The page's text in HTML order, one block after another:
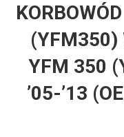
(YFM350)
YFM 350
’05-’13